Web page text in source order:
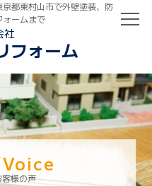
都東村山市で外壁塗装、防
ォームまで
社
フォーム
様の声